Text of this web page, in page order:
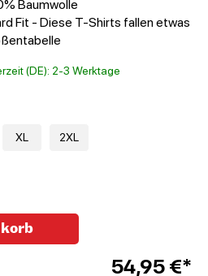
Baumwolle
Fit - Diese T-Shirts fallen etwas
(DE): 2-3 Werktage
XL 2XL
54,95 €*